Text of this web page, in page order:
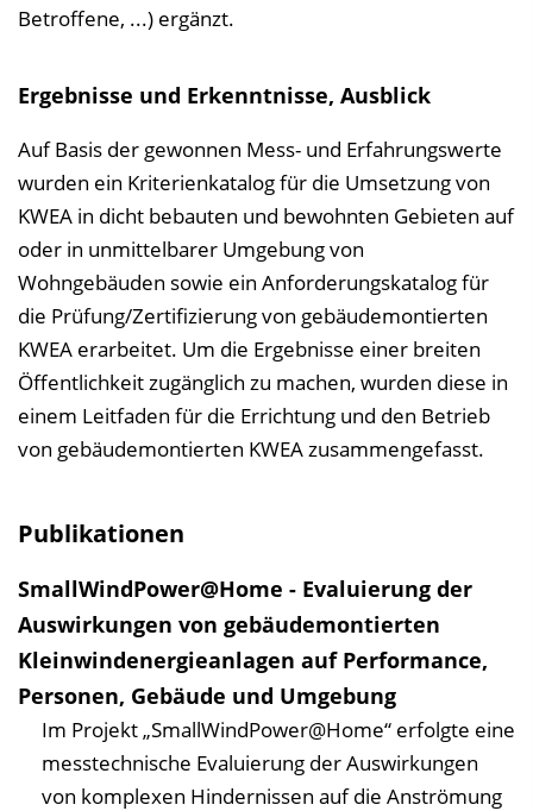
Betroffene, ...) ergänzt.
Ergebnisse und Erkenntnisse, Ausblick
Auf Basis der gewonnen Mess- und Erfahrungswerte
wurden ein Kriterienkatalog für die Umsetzung von
KWEA in dicht bebauten und bewohnten Gebieten auf
oder in unmittelbarer Umgebung von
Wohngebäuden sowie ein Anforderungskatalog für
die Prüfung/Zertifizierung von gebäudemontierten
KWEA erarbeitet. Um die Ergebnisse einer breiten
Öffentlichkeit zugänglich zu machen, wurden diese in
einem Leitfaden für die Errichtung und den Betrieb
von gebäudemontierten KWEA zusammengefasst.
Publikationen
SmallWindPower@Home - Evaluierung der
Auswirkungen von gebäudemontierten
Kleinwindenergieanlagen auf Performance,
Personen, Gebäude und Umgebung
Im Projekt „SmallWindPower@Home“ erfolgte eine
messtechnische Evaluierung der Auswirkungen
von komplexen Hindernissen auf die Anströmung